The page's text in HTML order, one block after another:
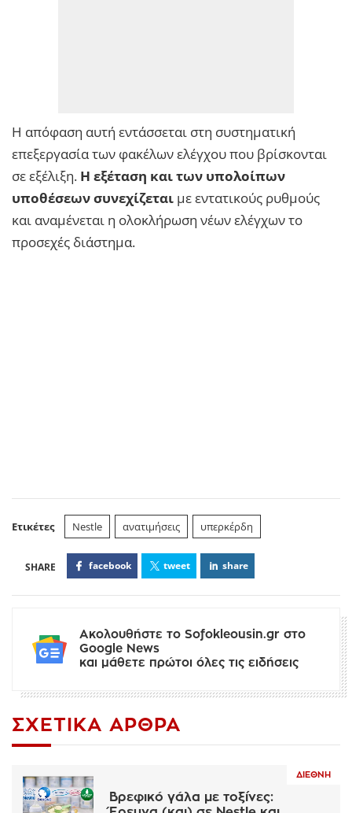
Η απόφαση αυτή εντάσσεται στη συστηματική
επεξεργασία των φακέλων ελέγχου που βρίσκονται
σε εξέλιξη. Η εξέταση και των υπολοίπων
υποθέσεων συνεχίζεται με εντατικούς ρυθμούς
και αναμένεται η ολοκλήρωση νέων ελέγχων το
προσεχές διάστημα.
Ετικέτες Nestle ανατιμήσεις υπερκέρδη
facebook tweet share
Ακολουθήστε το Sofokleousin.gr στο
Google News
και μάθετε πρώτοι όλες τις ειδήσεις
ΣΧΕΤΙΚΆ ΆΡΘΡΑ
ΔΙΕΘΝΉ
Βρεφικό γάλα με τοξίνες: